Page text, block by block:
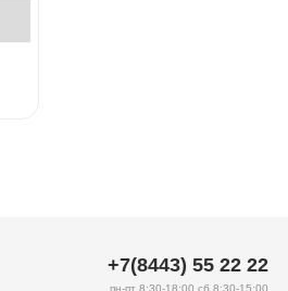
+7(8443) 55 22 22
пн-пт 8:30-18:00 сб 8:30-15:00